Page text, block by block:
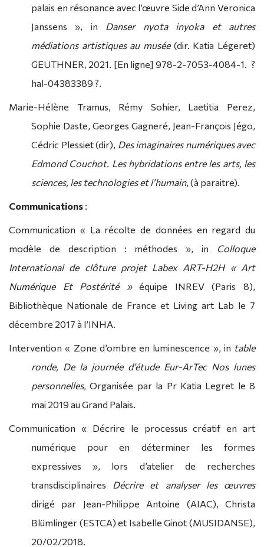
palais en résonance avec l’œuvre Side d’Ann Veronica
Janssens », in Danser nyota inyoka et autres
médiations artistiques au musée(dir. Katia Légeret)
GEUTHNER, 2021. [En ligne] 978-2-7053-4084-1.
?
hal-04383389 ?.
Marie-Hélène Tramus, Rémy Sohier, Laetitia Perez,
Sophie Daste, Georges Gagneré, Jean-François Jégo,
Cédric Plessiet (dir), Des imaginaires numériques avec
Edmond Couchot. Les hybridations entre les arts, les
sciences, les technologies et l’humain, (à paraitre).
Communications :
Communication « La récolte de données en regard du
modèle de description : méthodes », in
Colloque
International de clôture projet Labex ART-H2H « Art
Numérique Et Postérité »équipe INREV (Paris 8),
Bibliothèque Nationale de France et Living art Lab le 7
décembre 2017 à l’INHA.
Intervention « Zone d’ombre en luminescence », in table
ronde, De la journée d’étude Eur-ArTec Nos lunes
personnelles, Organisée par la Pr Katia Legret le 8
mai 2019 au Grand Palais.
Communication « Décrire le processus créatif en art
numérique pour en déterminer les formes
expressives », lors d’atelier de recherches
transdisciplinaires Décrire et analyser les œuvres
dirigé par Jean-Philippe Antoine (AIAC), Christa
Blümlinger (ESTCA) et Isabelle Ginot (MUSIDANSE),
20/02/2018.